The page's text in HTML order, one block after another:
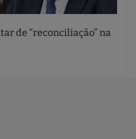
de “reconciliação” na